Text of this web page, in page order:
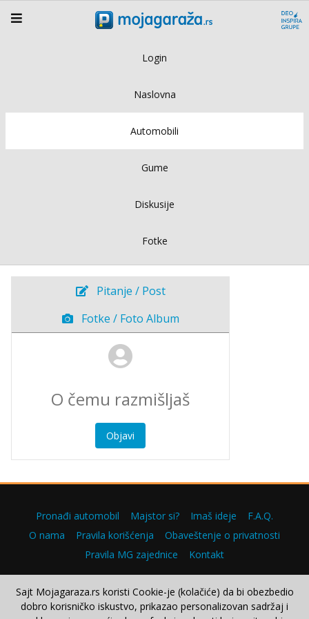
Login
Naslovna
Automobili
Gume
Diskusije
Fotke
Pitanje / Post
Fotke / Foto Album
Objavi
Pronađi automobil Majstor si? Imaš ideje
F.A.Q.
O nama
Pravila korišćenja
Obaveštenje o privatnosti
Pravila MG zajednice
Kontakt
Copyright © 2000–2026.
Sajt Mojagaraza.rs koristi Cookie-je (kolačiće) da bi obezbedio
dobro korisničko iskustvo, prikazao personalizovan sadržaj i